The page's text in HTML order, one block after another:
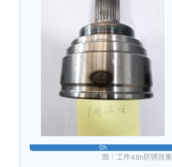
0h
图｜工件48h防锈效果